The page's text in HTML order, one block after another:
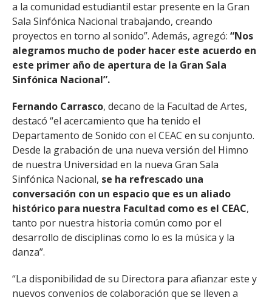
a la comunidad estudiantil estar presente en la Gran
Sala Sinfónica Nacional trabajando, creando
proyectos en torno al sonido”. Además, agregó: “Nos
alegramos mucho de poder hacer este acuerdo en
este primer año de apertura de la Gran Sala
Sinfónica Nacional”.
Fernando Carrasco, decano de la Facultad de Artes,
destacó “el acercamiento que ha tenido el
Departamento de Sonido con el CEAC en su conjunto.
Desde la grabación de una nueva versión del Himno
de nuestra Universidad en la nueva Gran Sala
Sinfónica Nacional, se ha refrescado una
conversación con un espacio que es un aliado
histórico para nuestra Facultad como es el CEAC,
tanto por nuestra historia común como por el
desarrollo de disciplinas como lo es la música y la
danza”.
“La disponibilidad de su Directora para afianzar este y
nuevos convenios de colaboración que se lleven a